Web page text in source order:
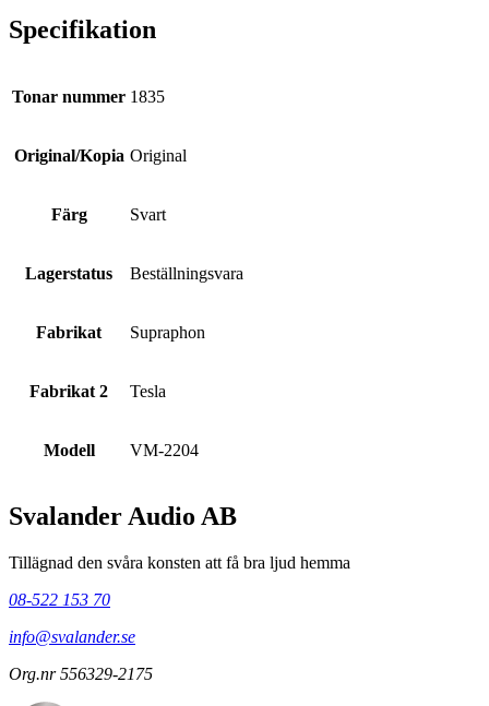
Specifikation
Tonar nummer 1835
Original/Kopia Original
Färg Svart
Lagerstatus Beställningsvara
Fabrikat Supraphon
Fabrikat 2 Tesla
Modell VM-2204
Svalander Audio AB
Tillägnad den svåra konsten att få bra ljud hemma
08-522 153 70
info@svalander.se
Org.nr 556329-2175